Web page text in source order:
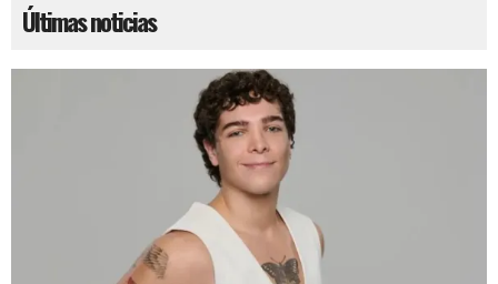
Últimas noticias